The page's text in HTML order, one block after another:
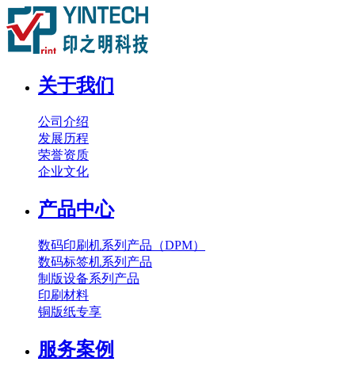
关于我们
公司介绍
发展历程
荣誉资质
企业文化
产品中心
数码印刷机系列产品（DPM）
数码标签机系列产品
制版设备系列产品
印刷材料
铜版纸专享
服务案例